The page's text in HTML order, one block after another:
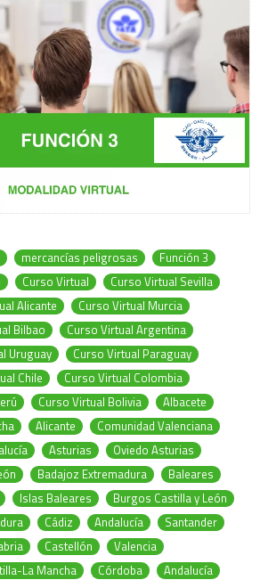
mercancías peligrosas
Función 3
Curso Virtual
Curso Virtual Sevilla
Alicante
Curso Virtual Murcia
Bilbao
Curso Virtual Argentina
Uruguay
Curso Virtual Paraguay
Chile
Curso Virtual Colombia
Curso Virtual Bolivia
Albacete
Alicante
Comunidad Valenciana
Asturias
Oviedo Asturias
Badajoz Extremadura
Baleares
Islas Baleares
Burgos Castilla y León
Cádiz Andalucía
Santander
Castellón
Valencia
La Mancha
Córdoba
Andalucía